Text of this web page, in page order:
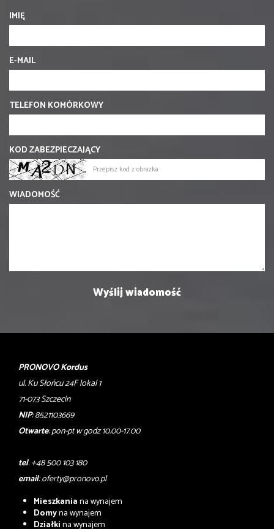
IMIĘ
E-MAIL
TELEFON KOMÓRKOWY
KOD ZABEZPIECZAJĄCY
WIADOMOŚĆ
PRONOVO Kordus
ul. Ku Słońcu 24F lokal 1
71-073 Szczecin
NIP: 8521103669
Otwarte: pon-pt w godz 10.00-17.00
tel. +48 500 103 180
email:oferty@pronovo.pl
Mieszkaniana wynajem
Domyna wynajem
Działkina wynajem